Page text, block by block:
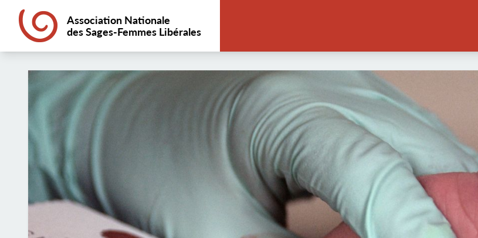
Association Nationale
des Sages-Femmes Libérales